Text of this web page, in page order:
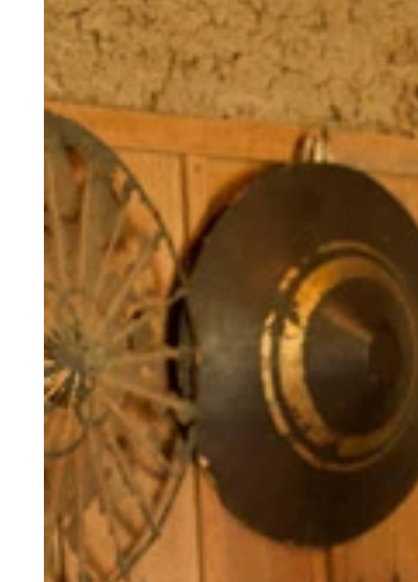
農村舞台で演奏をした切腹ピストルズ
会場を埋めた聴衆が釘付けになった寺小屋
江戸部屋作りに着手する荻原氏（左）と
地域の廃材や蔵からの救出品を使用して
地域の人達で供養を行ない、伝説を偲（
雨ざらしで捨てられていた祠を修復し、
西方の若手職人が作り上げた江戸部屋
地域の証拠品として見つかった雪駄
姿を消しつつある白い陶器製の碍子